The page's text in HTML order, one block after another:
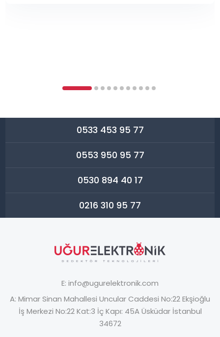
0533 453 95 77
0553 950 95 77
0530 894 40 17
0216 310 95 77
E: info@ugurelektronik.com
A: Mimar Sinan Mahallesi Uncular Caddesi No:22 Ekşioğlu
İş Merkezi No:22 Kat:3 İç Kapı: 45A Üsküdar İstanbul
34672